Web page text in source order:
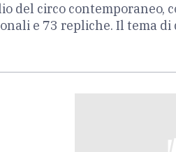
del circo contemporaneo,
e 73 repliche. Il tema di